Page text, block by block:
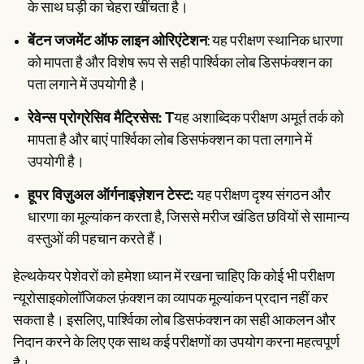
के साथ घड़ी का चेहरा खींचता है।
बेंटन जजमेंट ऑफ लाइन ओरिएंटेशन: यह परीक्षण स्थानिक धारणा
को मापता है और विशेष रूप से सही पार्श्विका लोब डिसफंक्शन का
पता लगाने में उपयोगी है।
रेवेन्स प्रोग्रेसिव मैट्रिसेस: Tयह अशाब्दिक परीक्षण अमूर्त तर्क को
मापता है और बाएं पार्श्विका लोब डिसफंक्शन का पता लगाने में
उपयोगी है।
हूपर विज़ुअल ऑर्गनाइज़ेशन टेस्ट:यह परीक्षण दृश्य संगठन और
धारणा का मूल्यांकन करता है, जिससे मरीज खंडित छवियों से सामान्य
वस्तुओं की पहचान करते हैं।
हेल्थकेयर पेशेवरों को हमेशा ध्यान में रखना चाहिए कि कोई भी परीक्षण
न्यूरोसाइकोलॉजिकल फ़ंक्शन का व्यापक मूल्यांकन प्रदान नहीं कर
सकता है। इसलिए, पार्श्विका लोब डिसफंक्शन का सही आकलन और
निदान करने के लिए एक साथ कई परीक्षणों का उपयोग करना महत्वपूर्ण